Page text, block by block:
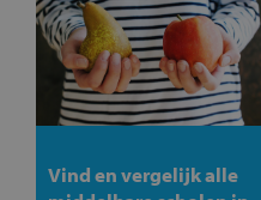
Vind en vergelijk alle